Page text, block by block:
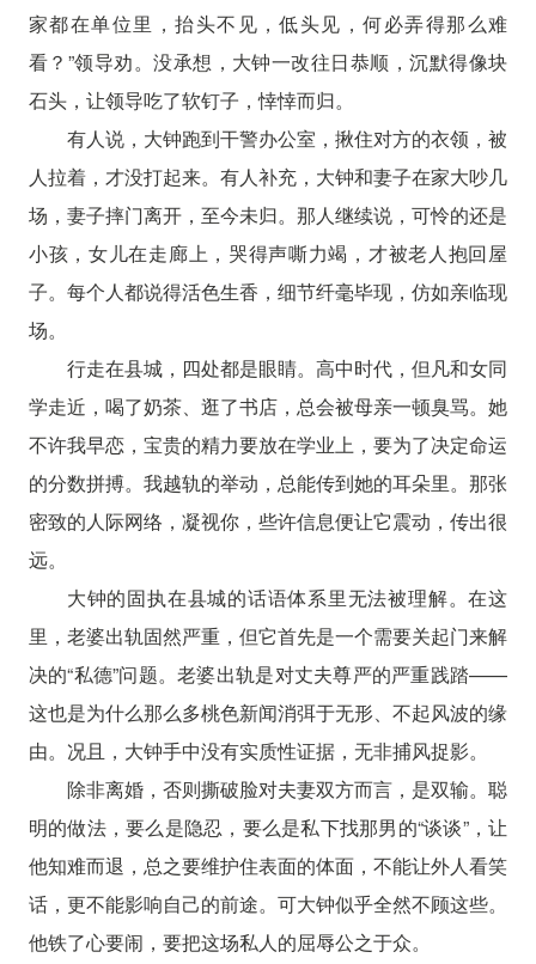
家都在单位里，抬头不见，低头见，何必弄得那么难
看？”领导劝。没承想，大钟一改往日恭顺，沉默得像块
石头，让领导吃了软钉子，悻悻而归。
有人说，大钟跑到干警办公室，揪住对方的衣领，被
人拉着，才没打起来。有人补充，大钟和妻子在家大吵几
场，妻子摔门离开，至今未归。那人继续说，可怜的还是
小孩，女儿在走廊上，哭得声嘶力竭，才被老人抱回屋
子。每个人都说得活色生香，细节纤毫毕现，仿如亲临现
场。
行走在县城，四处都是眼睛。高中时代，但凡和女同
学走近，喝了奶茶、逛了书店，总会被母亲一顿臭骂。她
不许我早恋，宝贵的精力要放在学业上，要为了决定命运
的分数拼搏。我越轨的举动，总能传到她的耳朵里。那张
密致的人际网络，凝视你，些许信息便让它震动，传出很
远。
大钟的固执在县城的话语体系里无法被理解。在这
里，老婆出轨固然严重，但它首先是一个需要关起门来解
决的“私德”问题。老婆出轨是对丈夫尊严的严重践踏——
这也是为什么那么多桃色新闻消弭于无形、不起风波的缘
由。况且，大钟手中没有实质性证据，无非捕风捉影。
除非离婚，否则撕破脸对夫妻双方而言，是双输。聪
明的做法，要么是隐忍，要么是私下找那男的“谈谈”，让
他知难而退，总之要维护住表面的体面，不能让外人看笑
话，更不能影响自己的前途。可大钟似乎全然不顾这些。
他铁了心要闹，要把这场私人的屈辱公之于众。